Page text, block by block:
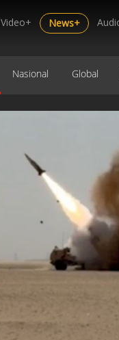
Video+ News+
Nasional Global